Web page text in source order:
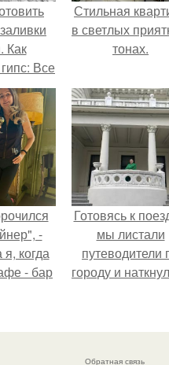
Как
Все
Стильная
в светлых
тонах.
-
когда
- бар
Готовясь к
мы листали
путеводители
городу и
Обратная связь